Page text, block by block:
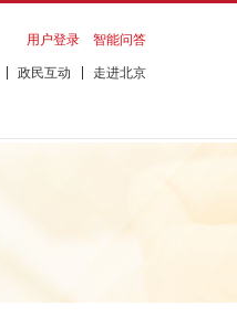
政民互动 走进北京
用户登录 智能问答